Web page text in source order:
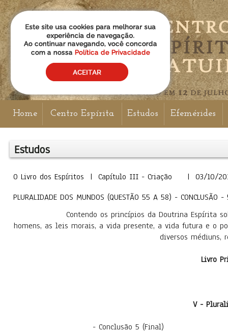
Home Centro Espírita Estudos Efemérides
Estudos
O Livro dos Espíritos | Capítulo III - Criação | 03/10/
PLURALIDADE DOS MUNDOS (QUESTÃO 55 A 58) - CONCLUSÃO
Contendo os princípios da Doutrina Espírita sobre
homens, as leis morais, a vida presente, a vida futura e o
diversos médiuns,
Livro
V -
- Conclusão 5 (Final)